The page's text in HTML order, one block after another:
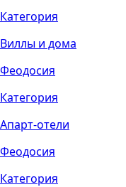
Категория
Виллы и дома
Феодосия
Категория
Апарт-отели
Феодосия
Категория